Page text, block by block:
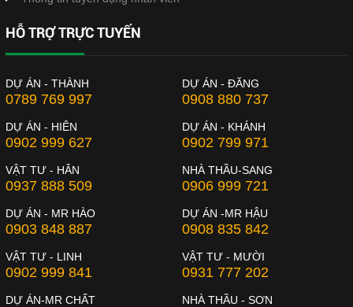
HỖ TRỢ TRỰC TUYẾN
DỰ ÁN - THÀNH
0789 769 997
DỰ ÁN - ĐĂNG
0908 880 737
DỰ ÁN - HIÊN
0902 999 627
DỰ ÁN - KHÁNH
0902 799 971
VẬT TƯ - HÂN
0937 888 509
NHÀ THẦU-SANG
0906 999 721
DỰ ÁN - MR HÀO
0903 848 887
DỰ ÁN -MR HẬU
0908 835 842
VẬT TƯ - LINH
0902 999 841
VẬT TƯ - MƯỜI
0931 777 202
DỰ ÁN-MR CHẤT NHÀ THẦU - SƠN